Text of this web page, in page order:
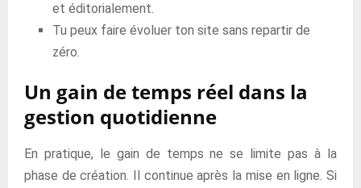
et éditorialement.
Tu peux faire évoluer ton site sans repartir de
zéro.
Un gain de temps réel dans la
gestion quotidienne
En pratique, le gain de temps ne se limite pas à la
phase de création. Il continue après la mise en ligne. Si